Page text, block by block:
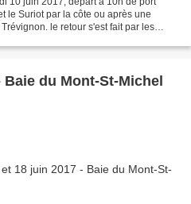
le Suriot par la côte ou après une
le retour s'est fait par les
Baie du Mont-St-Michel